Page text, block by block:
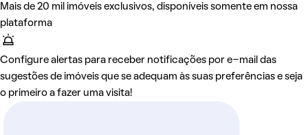
Mais de 20 mil imóveis exclusivos, disponíveis somente em nossa
plataforma
Configure alertas para receber notificações por e-mail das
sugestões de imóveis que se adequam às suas preferências e seja
o primeiro a fazer uma visita!